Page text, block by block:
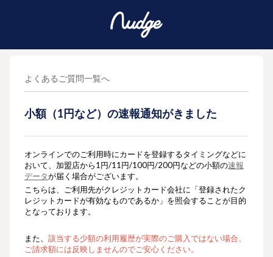
よくあるご質問一覧へ
小額（1円など）の速報通知がきました
オンラインでのご利用時にカードを登録するタイミングなどに
おいて、加盟店から1円/11円/100円/200円などの小額の速報
データが届く場合がございます。
こちらは、ご利用先がクレジットカード会社に「登録されたク
レジットカードが有効なものであるか」を照会することが目的
となっております。
また、 該当する少額の利用履歴が実際のご購入ではない場合、
ご請求額には反映しませんのでご安心ください。